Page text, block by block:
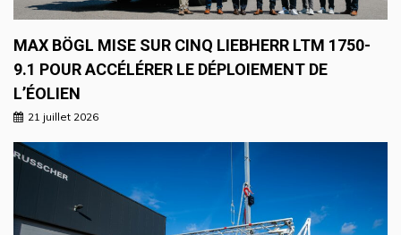
MAX BÖGL MISE SUR CINQ LIEBHERR LTM 1750-
9.1 POUR ACCÉLÉRER LE DÉPLOIEMENT DE
L’ÉOLIEN
21 juillet 2026